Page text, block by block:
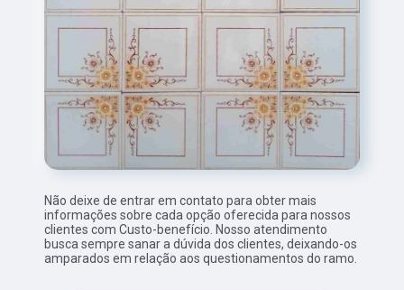
Não deixe de entrar em contato para obter mais
informações sobre cada opção oferecida para nossos
clientes com Custo-benefício. Nosso atendimento
busca sempre sanar a dúvida dos clientes, deixando-os
amparados em relação aos questionamentos do ramo.